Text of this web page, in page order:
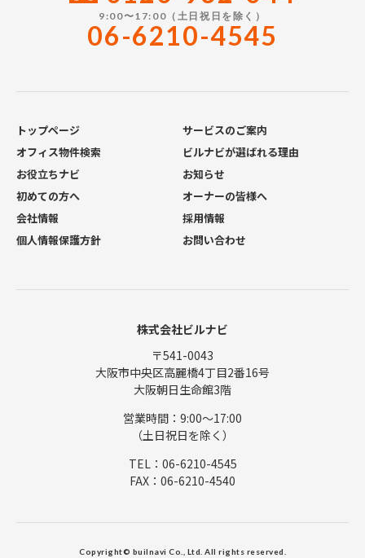
9:00〜17:00（土日祝日を除く）
06-6210-4545
トップページ
サービスのご案内
オフィス物件検索
ビルナビが選ばれる理由
お役立ちナビ
お知らせ
初めての方へ
オーナーの皆様へ
会社情報
採用情報
個人情報保護方針
お問い合わせ
株式会社ビルナビ
〒541-0043
大阪市中央区高麗橋4丁目2番16号
大阪朝日生命館3階
営業時間：9:00〜17:00
（土日祝日を除く）
TEL：06-6210-4545
FAX：06-6210-4540
Copyright© builnavi Co., Ltd. All rights reserved.